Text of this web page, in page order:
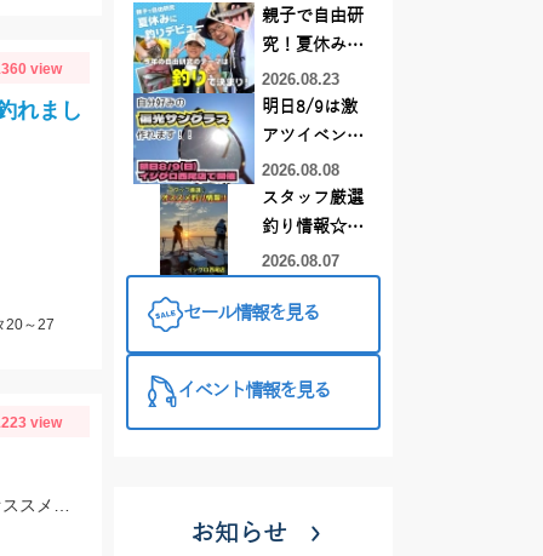
view
れまし
20～27
view
親子で自由研
究！夏休みに
釣りデビュー
2026.08.23
明日8/9は激
アツイベント
日！！！～オ
ーダー偏光グ
ラス受注会～
2026.08.08
スタッフ厳選
釣り情報☆彡
連休は何釣り
♪【イシグロ
2026.08.07
セール情報を見る
イベント情報を見る
お知らせ